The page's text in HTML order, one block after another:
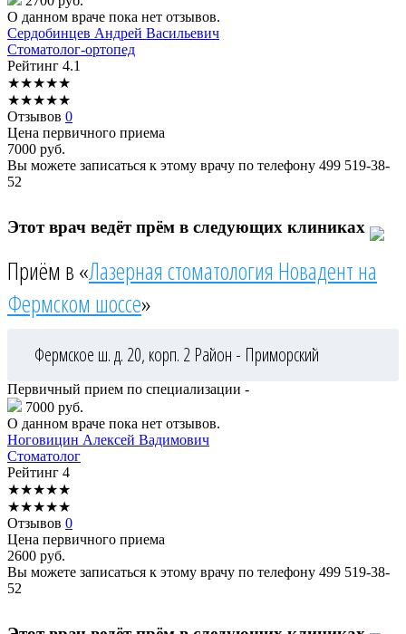
О данном враче пока нет отзывов.
Сердобинцев Андрей Васильевич
Стоматолог-ортопед
Рейтинг 4.1
★★★★★
★★★★★
Отзывов 0
Цена первичного приема
7000 руб.
Вы можете записаться к этому врачу по телефону 499 519-38-
52
Этот врач ведёт прём в следующих клиниках
Приём в «Лазерная стоматология Новадент на
Фермском шоссе»
Фермское ш. д. 20, корп. 2 Район - Приморский
Первичный прием по специализации -
7000 руб.
О данном враче пока нет отзывов.
Ноговицин Алексей Вадимович
Стоматолог
Рейтинг 4
★★★★★
★★★★★
Отзывов 0
Цена первичного приема
2600 руб.
Вы можете записаться к этому врачу по телефону 499 519-38-
52